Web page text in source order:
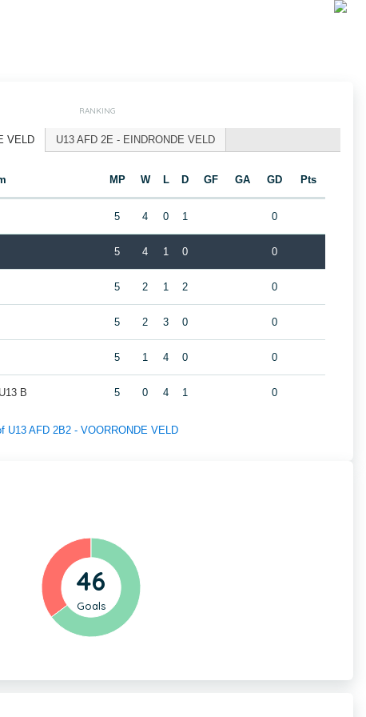
RANKING
VELD U13 AFD 2E - EINDRONDE VELD
MP W L D GF GA GD Pts
5 4 0 1 0
5 4 1 0 0
5 2 1 2 0
5 2 3 0 0
5 1 4 0 0
B 5 0 4 1 0
U13 AFD 2B2 - VOORRONDE VELD
46
Goals